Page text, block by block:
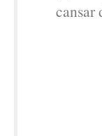
cansar